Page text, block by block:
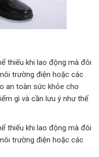
thiếu khi lao động mà đôi
trường điện hoặc các
an toàn sức khỏe cho
gì và cần lưu ý như thế
thiếu khi lao động mà đôi
trường điện hoặc các